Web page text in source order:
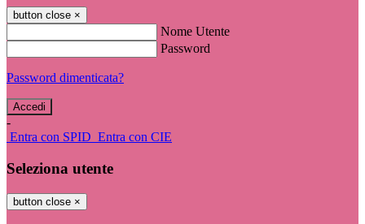
button close ×
Nome Utente
Password
Password dimenticata?
-
Entra con SPID Entra con CIE
Seleziona utente
button close ×